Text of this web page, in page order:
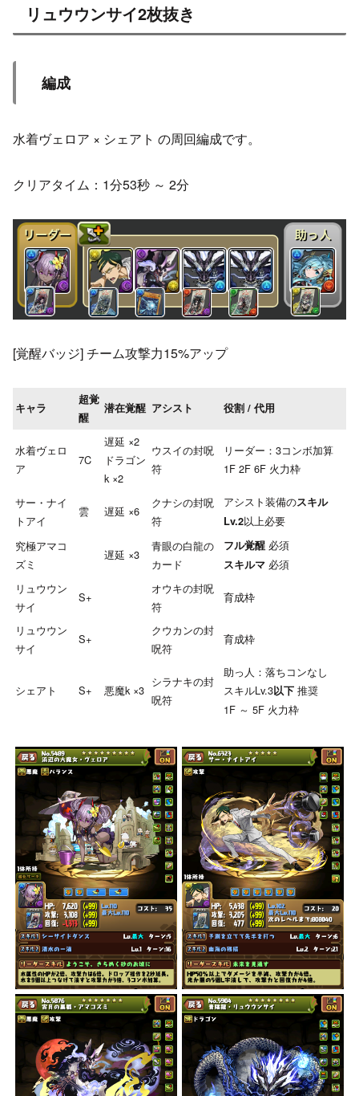
リュウウンサイ2枚抜き
編成
水着ヴェロア × シェアト の周回編成です。
クリアタイム：1分53秒 ～ 2分
[覚醒バッジ] チーム攻撃力15%アップ
キャラ
超覚
醒
潜在覚醒 アシスト 役割 / 代用
水着ヴェロ
ア
7C
遅延 ×2
ドラゴン
k ×2
ウスイの封呪
符
リーダー：3コンボ加算
1F 2F 6F 火力枠
サー・ナイ
トアイ
雲 遅延 ×6
クナシの封呪
符
アシスト装備のスキル
Lv.2以上必要
究極アマコ
ズミ
遅延 ×3
青眼の白龍の
カード
フル覚醒 必須
スキルマ 必須
リュウウン
サイ
S+
オウキの封呪
符
育成枠
リュウウン
サイ
S+
クウカンの封
呪符
育成枠
シェアト S+ 悪魔k ×3
シラナキの封
呪符
助っ人：落ちコンなし
スキルLv.3以下 推奨
1F ～ 5F 火力枠